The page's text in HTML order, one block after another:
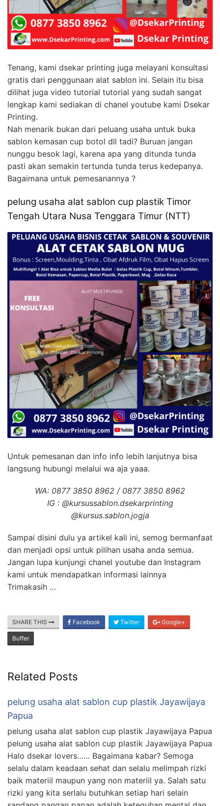
Tenang, kami dsekar printing juga melayani konsultasi
gratis dari penggunaan alat sablon ini. Selain itu bisa
dilihat juga video tutorial tutorial yang sudah sangat
lengkap kami sediakan di chanel youtube kami Dsekar
Printing.
Nah menarik bukan dari peluang usaha untuk buka
sablon kemasan cup botol dll tadi? Buruan jangan
nunggu besok lagi, karena apa yang ditunda tunda
pasti akan semakin tertunda tunda terus kedepanya.
Bagaimana untuk pemesanannya ?
pelung usaha alat sablon cup plastik Timor
Tengah Utara Nusa Tenggara Timur (NTT)
Untuk pemesanan dan info info lebih lanjutnya bisa
langsung hubungi melalui wa aja yaaa.
WA: 0877 3850 8962 / 0877 3850 8962
IG : @kursussablon.dsekarprinting
@kursus.sablon.jogja
Sampai disini dulu ya artikel kali ini, semog bermanfaat
dan menjadi opsi untuk pilihan usaha anda semua.
Jangan lupa kunjungi chanel youtube dan Instagram
kami untuk mendapatkan informasi lainnya
Trimakasih …
SHARE THIS Facebook Twitter Google+
Buffer
Related Posts
pelung usaha alat sablon cup plastik Jayawijaya
Papua
pelung usaha alat sablon cup plastik Jayawijaya Papua
pelung usaha alat sablon cup plastik Jayawijaya Papua
Halo dsekar lovers…… Bagaimana kabar? Semoga
selalu dalam keadaan sehat dan selalu melimpah rizki
baik materiil maupun yang non materiil ya. Salah satu
rizki yang kita serlalu butuhkan setiap hari selain